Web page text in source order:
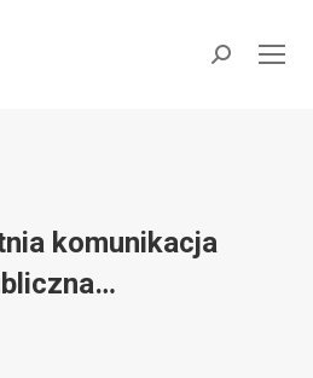
Szukaj:
komunikacja